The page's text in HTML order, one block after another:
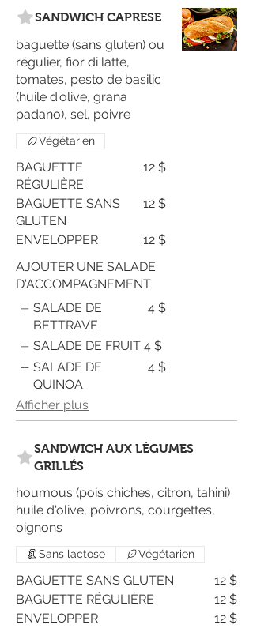
SANDWICH CAPRESE
baguette (sans gluten) ou
régulier, fior di latte,
tomates, pesto de basilic
(huile d'olive, grana
padano), sel, poivre
BAGUETTE
RÉGULIÈRE
12 $
BAGUETTE SANS
GLUTEN
12 $
ENVELOPPER 12 $
Végétarien
AJOUTER UNE SALADE
D'ACCOMPAGNEMENT
SALADE DE
BETTRAVE
4 $
SALADE DE FRUIT 4 $
SALADE DE
QUINOA
4 $
Afficher plus
SANDWICH AUX LÉGUMES
GRILLÉS
houmous (pois chiches, citron, tahini)
huile d'olive, poivrons, courgettes,
oignons
BAGUETTE SANS GLUTEN
12 $
BAGUETTE RÉGULIÈRE
12 $
ENVELOPPER
12 $
Sans lactose Végétarien